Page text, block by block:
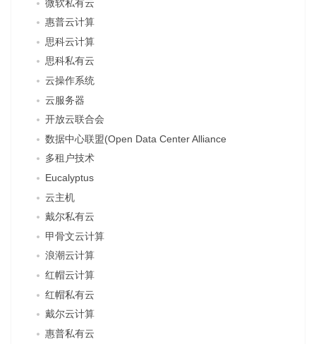
微软私有云
惠普云计算
思科云计算
思科私有云
云操作系统
云服务器
开放云联合会
数据中心联盟(Open Data Center Alliance
多租户技术
Eucalyptus
云主机
戴尔私有云
甲骨文云计算
浪潮云计算
红帽云计算
红帽私有云
戴尔云计算
惠普私有云